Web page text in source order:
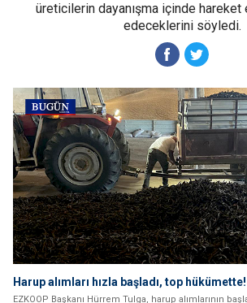
üreticilerin dayanışma içinde
edeceklerini söyledi.
Harup alımları hızla başladı, top hükümette!
EZKOOP Başkanı Hürrem Tulga, harup alımlarının